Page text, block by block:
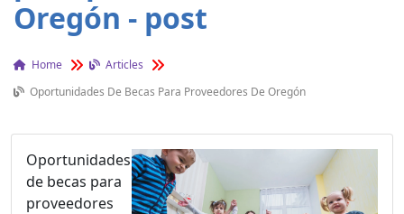
Oregón - post
Home
Articles
Oportunidades De Becas Para Proveedores De Oregón
Oportunidades
de becas para
proveedores